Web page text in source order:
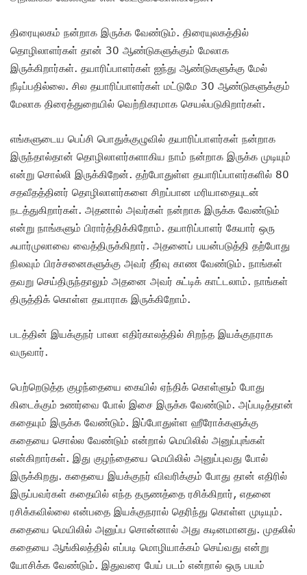
திரையுலகம் நன்றாக இருக்க வேண்டும். திரையுலகத்தில்
தொழிலாளர்கள் தான் 30 ஆண்டுகளுக்கும் மேலாக
இருக்கிறார்கள். தயாரிப்பாளர்கள் ஐந்து ஆண்டுகளுக்கு மேல்
நீடிப்பதில்லை. சில தயாரிப்பாளர்கள் மட்டுமே 30 ஆண்டுகளுக்கும்
மேலாக திரைத்துறையில் வெற்றிகரமாக செயல்படுகிறார்கள்.
எங்களுடைய பெப்சி பொதுக்குழுவில் தயாரிப்பாளர்கள் நன்றாக
இருந்தால்தான் தொழிலாளர்களாகிய நாம் நன்றாக இருக்க முடியும்
என்று சொல்லி இருக்கிறேன்.‌ தற்போதுள்ள தயாரிப்பாளர்களில் 80
சதவீதத்தினர் தொழிலாளர்களை சிறப்பான மரியாதையுடன்
நடத்துகிறார்கள். அதனால் அவர்கள் நன்றாக இருக்க வேண்டும்
என்று நாங்களும் பிரார்த்திக்கிறோம். தயாரிப்பாளர் கேயார் ஒரு
ஃபார்முலாவை வைத்திருக்கிறார். அதனைப் பயன்படுத்தி தற்போது
நிலவும் பிரச்சனைகளுக்கு அவர் தீர்வு காண வேண்டும். நாங்கள்
தவறு செய்திருந்தாலும் அதனை அவர் சுட்டிக் காட்டலாம். நாங்கள்
திருத்திக் கொள்ள தயாராக இருக்கிறோம்.
படத்தின் இயக்குநர் பாலா எதிர்காலத்தில் சிறந்த இயக்குநராக
வருவார்.
பெற்றெடுத்த குழந்தையை கையில் ஏந்திக் கொள்ளும் போது
கிடைக்கும் உணர்வை போல் இசை இருக்க வேண்டும். அப்படித்தான்
கதையும் இருக்க வேண்டும். இப்போதுள்ள ஹீரோக்களுக்கு
கதையை சொல்ல வேண்டும் என்றால் மெயிலில் அனுப்புங்கள்
என்கிறார்கள். இது குழந்தையை மெயிலில் அனுப்புவது போல்
இருக்கிறது. கதையை இயக்குநர் விவரிக்கும் போது தான் எதிரில்
இருப்பவர்கள் கதையில் எந்த தருணத்தை ரசிக்கிறார், எதனை
ரசிக்கவில்லை என்பதை இயக்குநரால் தெரிந்து கொள்ள முடியும்.
கதையை மெயிலில் அனுப்ப சொன்னால் அது கடினமானது. முதலில்
கதையை ஆங்கிலத்தில் எப்படி மொழியாக்கம் செய்வது என்று
யோசிக்க வேண்டும். இதுவரை பேய் படம் என்றால் ஒரு பயம்